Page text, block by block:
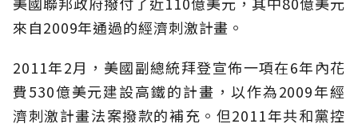
來自2009年通過的經濟刺激計畫。
2011年2月，美國副總統拜登宣佈一項在6年內花
費530億美元建設高鐵的計畫，以作為2009年經
濟刺激計畫法案撥款的補充。但2011年共和黨控